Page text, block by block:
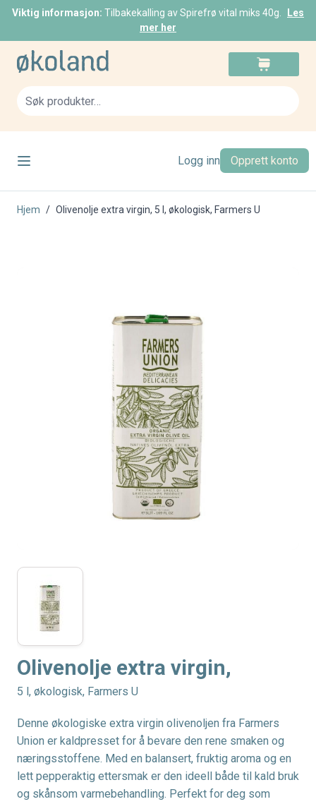
Viktig informasjon: Tilbakekalling av Spirefrø vital miks 40g.
Les
mer her
Skip to Content
Logg inn Opprett konto
Hjem / Olivenolje extra virgin, 5 l, økologisk, Farmers U
Olivenolje extra virgin,
5 l, økologisk, Farmers U
Denne økologiske extra virgin olivenoljen fra Farmers
Union er kaldpresset for å bevare den rene smaken og
næringsstoffene. Med en balansert, fruktig aroma og en
lett pepperaktig ettersmak er den ideell både til kald bruk
og skånsom varmebehandling. Perfekt for deg som